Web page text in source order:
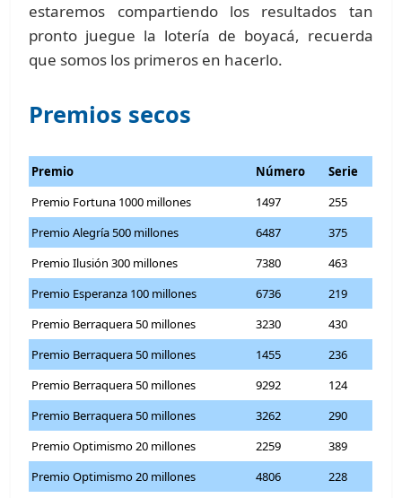
estaremos compartiendo los resultados tan
pronto juegue la lotería de boyacá, recuerda
que somos los primeros en hacerlo.
Premios secos
Premio Número
Serie
Premio Fortuna 1000 millones
1497
255
Premio Alegría 500 millones
6487
375
Premio Ilusión 300 millones
7380
463
Premio Esperanza 100 millones
6736
219
Premio Berraquera 50 millones
3230
430
Premio Berraquera 50 millones
1455
236
Premio Berraquera 50 millones
9292
124
Premio Berraquera 50 millones
3262
290
Premio Optimismo 20 millones
2259
389
Premio Optimismo 20 millones
4806
228